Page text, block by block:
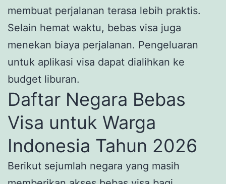
membuat perjalanan terasa lebih praktis.
Selain hemat waktu, bebas visa juga
menekan biaya perjalanan. Pengeluaran
untuk aplikasi visa dapat dialihkan ke
budget liburan.
Daftar Negara Bebas
Visa untuk Warga
Indonesia Tahun 2026
Berikut sejumlah negara yang masih